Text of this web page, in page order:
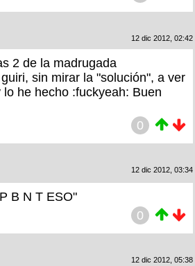
12 dic 2012, 02:42
2 de la madrugada
sin mirar la "solución", a ver
he hecho :fuckyeah: Buen
0
12 dic 2012, 03:34
B N T ESO"
0
12 dic 2012, 05:38